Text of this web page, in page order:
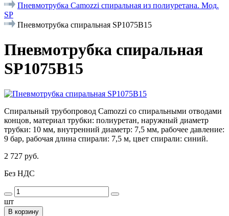
Пневмотрубка Camozzi спиральная из полиуретана. Мод.
SP
Пневмотрубка спиральная SP1075B15
Пневмотрубка спиральная
SP1075B15
Спиральный трубопровод Camozzi со спиральными отводами
концов, материал трубки: полиуретан, наружный диаметр
трубки: 10 мм, внутренний диаметр: 7,5 мм, рабочее давление:
9 бар, рабочая длина спирали: 7,5 м, цвет спирали: синий.
2 727 руб.
Без НДС
шт
В корзину